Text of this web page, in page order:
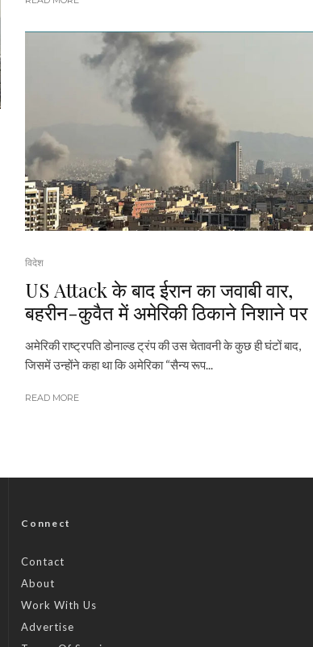
विदेश
US Attack के बाद ईरान का जवाबी वार,
बहरीन-कुवैत में अमेरिकी ठिकाने निशाने पर
अमेरिकी राष्ट्रपति डोनाल्ड ट्रंप की उस चेतावनी के कुछ ही घंटों बाद,
जिसमें उन्होंने कहा था कि अमेरिका “सैन्य रूप...
READ MORE
Connect
Contact
About
Work With Us
Advertise